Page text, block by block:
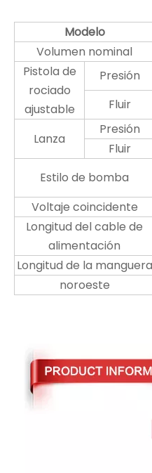
Modelo
Volumen nominal
Pistola de
rociado
ajustable
Presión
Fluir
Lanza
Presión
Fluir
Estilo de bomba
Voltaje coincidente
Longitud del cable de
alimentación
Longitud de la manguera
noroeste